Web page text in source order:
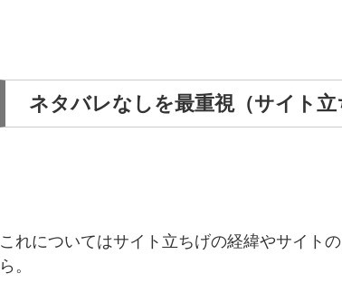
ネタバレなしを最重視（サイト立
これについてはサイト立ちげの経緯やサイト
ら。